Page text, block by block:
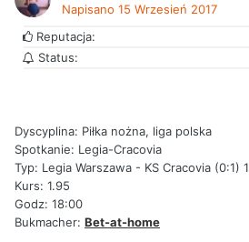
Napisano 15 Wrzesień 2017
Reputacja:
Status:
Dyscyplina: Piłka nożna, liga polska
Spotkanie: Legia-Cracovia
Typ: Legia Warszawa - KS Cracovia (0:1) 1
Kurs: 1.95
Godz: 18:00
Bukmacher: Bet-at-home